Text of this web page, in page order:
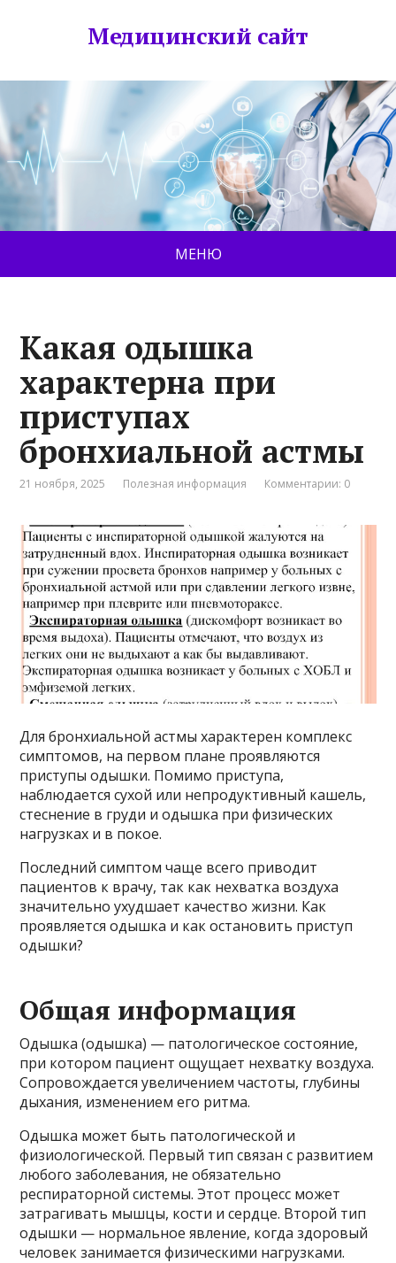
Медицинский сайт
МЕНЮ
Какая одышка
характерна при
приступах
бронхиальной астмы
21 ноября, 2025 Полезная информация Комментарии: 0
Для бронхиальной астмы характерен комплекс
симптомов, на первом плане проявляются
приступы одышки. Помимо приступа,
наблюдается сухой или непродуктивный кашель,
стеснение в груди и одышка при физических
нагрузках и в покое.
Последний симптом чаще всего приводит
пациентов к врачу, так как нехватка воздуха
значительно ухудшает качество жизни. Как
проявляется одышка и как остановить приступ
одышки?
Общая информация
Одышка (одышка) — патологическое состояние,
при котором пациент ощущает нехватку воздуха.
Сопровождается увеличением частоты, глубины
дыхания, изменением его ритма.
Одышка может быть патологической и
физиологической. Первый тип связан с развитием
любого заболевания, не обязательно
респираторной системы. Этот процесс может
затрагивать мышцы, кости и сердце. Второй тип
одышки — нормальное явление, когда здоровый
человек занимается физическими нагрузками.